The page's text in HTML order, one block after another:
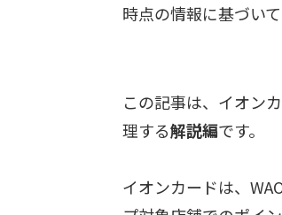
時点の情報に基づい
この記事は、イオン
理する解説編です。
イオンカードは、